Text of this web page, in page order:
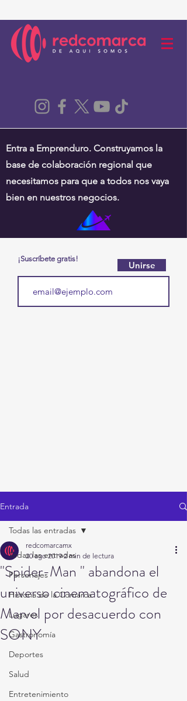
Entra a Emprenduro. Construyamos la
base de colaboración regional que
necesitamos para que a todos nos vaya
bien en nuestros negocios.
¡Suscríbete gratis!
Unirse
Entrada
Todas las entradas
Personajes
Historia de la Comarca
Lugares
Gastronomía
Deportes
Salud
Entretenimiento
Todas las entradas
"Spider-Man " abandona el
universo cinematográfico de
Marvel por desacuerdo con
SONY
redcomarcamx
20 ago 2019 2 min de lectura